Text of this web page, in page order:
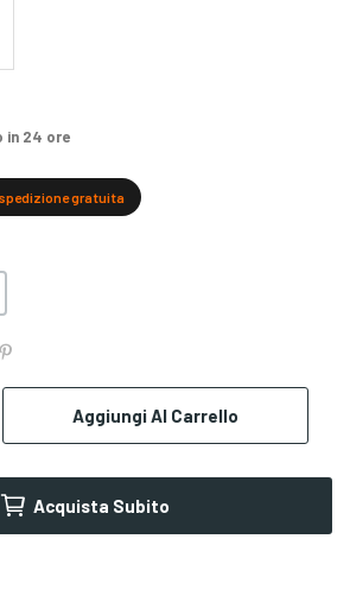
in 24 ore
gratuita
Aggiungi Al Carrello
Acquista Subito